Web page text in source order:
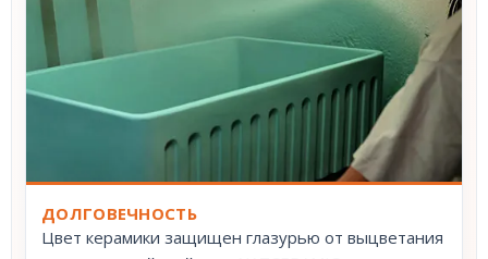
ДОЛГОВЕЧНОСТЬ
Цвет керамики защищен глазурью от выцветания